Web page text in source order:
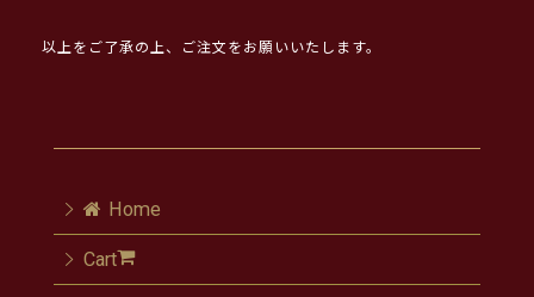
以上をご了承の上、ご注文をお願いいたします。
Home
Cart